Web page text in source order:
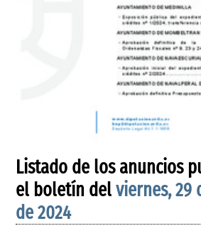
Listado de los anuncios
el boletín delviernes, 29
de 2024